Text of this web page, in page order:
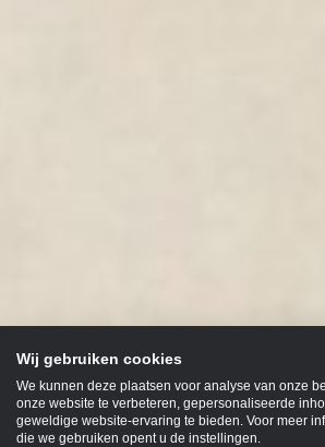
Wij gebruiken cookies
We kunnen deze plaatsen voor analyse van onze
onze website te verbeteren, gepersonaliseerde
geweldige website-ervaring te bieden. Voor meer
die we gebruiken opent u de instellingen.